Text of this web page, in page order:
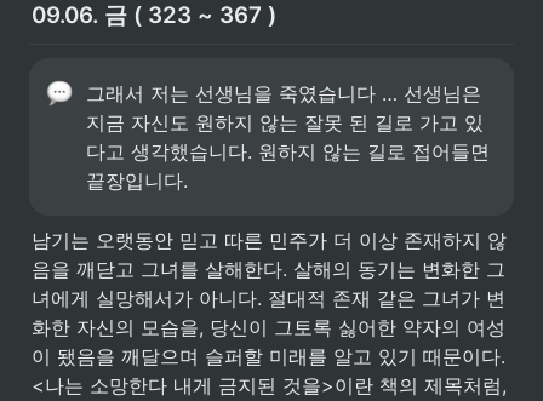
09.06. 금 ( 323 ~ 367 )
그래서 저는 선생님을 죽였습니다 … 선생님은
지금 자신도 원하지 않는 잘못 된 길로 가고 있
다고 생각했습니다. 원하지 않는 길로 접어들면
끝장입니다.
남기는 오랫동안 믿고 따른 민주가 더 이상 존재하지 않
음을 깨닫고 그녀를 살해한다. 살해의 동기는 변화한 그
녀에게 실망해서가 아니다. 절대적 존재 같은 그녀가 변
화한 자신의 모습을, 당신이 그토록 싫어한 약자의 여성
이 됐음을 깨달으며 슬퍼할 미래를 알고 있기 때문이다.
<나는 소망한다 내게 금지된 것을>이란 책의 제목처럼,